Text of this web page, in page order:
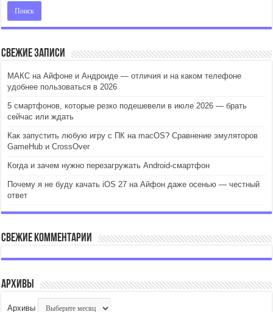
Свежие записи
МАКС на Айфоне и Андроиде — отличия и на каком телефоне
удобнее пользоваться в 2026
5 смартфонов, которые резко подешевели в июле 2026 — брать
сейчас или ждать
Как запустить любую игру с ПК на macOS? Сравнение эмуляторов
GameHub и CrossOver
Когда и зачем нужно перезагружать Android-смартфон
Почему я не буду качать iOS 27 на Айфон даже осенью — честный
ответ
Свежие комментарии
Архивы
Архивы